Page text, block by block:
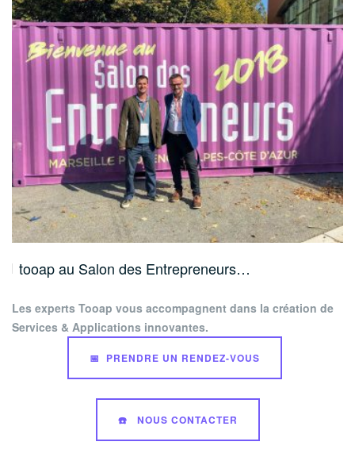
tooap au Salon des Entrepreneurs…
Les experts Tooap vous accompagnent dans la création de
Services & Applications innovantes.
📅 PRENDRE UN RENDEZ-VOUS
☎️ NOUS CONTACTER